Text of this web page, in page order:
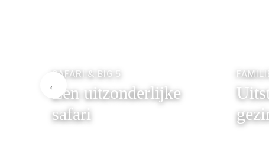
SAFARI & BIG 5
Een uitzonderlijke
safari